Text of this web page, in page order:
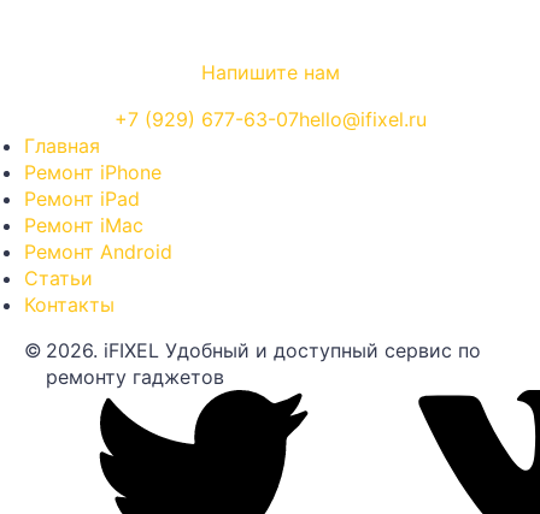
Напишите нам
+7 (929) 677-63-07hello@ifixel.ru
Навигация по сайту
Главная
Ремонт iPhone
Ремонт iPad
Ремонт iMac
Ремонт Android
Статьи
Контакты
© 2026. iFIXEL Удобный и доступный сервис по
ремонту гаджетов